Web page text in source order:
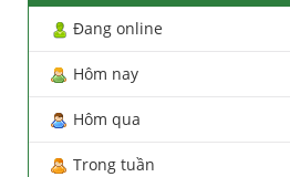
Đang online
Hôm nay
Hôm qua
Trong tuần